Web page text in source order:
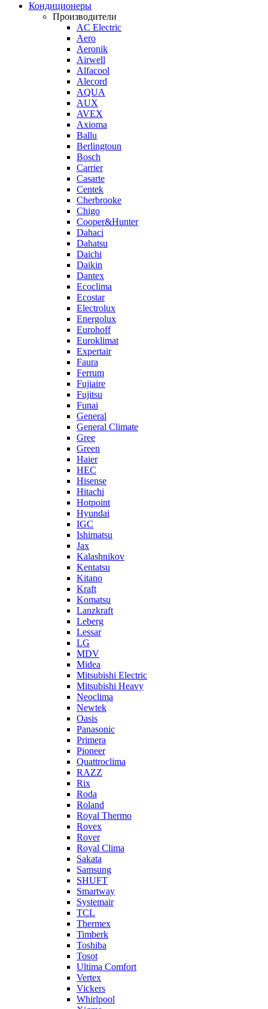
Кондиционеры
Производители
AC Electric
Aero
Aeronik
Airwell
Alfacool
Alecord
AQUA
AUX
AVEX
Axioma
Ballu
Berlingtoun
Bosch
Carrier
Casarte
Centek
Cherbrooke
Chigo
Cooper&Hunter
Dahaci
Dahatsu
Daichi
Daikin
Dantex
Ecoclima
Ecostar
Electrolux
Energolux
Eurohoff
Euroklimat
Expertair
Faura
Ferrum
Fujiaire
Fujitsu
Funai
General
General Climate
Gree
Green
Haier
HEC
Hisense
Hitachi
Hotpoint
Hyundai
IGC
Ishimatsu
Jax
Kalashnikov
Kentatsu
Kitano
Kraft
Komatsu
Lanzkraft
Leberg
Lessar
LG
MDV
Midea
Mitsubishi Electric
Mitsubishi Heavy
Neoclima
Newtek
Oasis
Panasonic
Primera
Pioneer
Quattroclima
RAZZ
Rix
Roda
Roland
Royal Thermo
Rovex
Rover
Royal Clima
Sakata
Samsung
SHUFT
Smartway
Systemair
TCL
Thermex
Timberk
Toshiba
Tosot
Ultima Comfort
Vertex
Vickers
Whirlpool